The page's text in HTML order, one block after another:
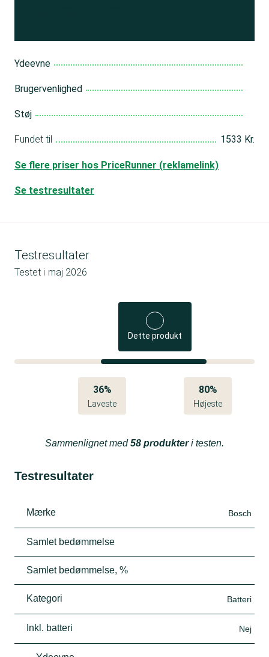
Ydeevne
Brugervenlighed
Støj
Fundet til 1533 Kr.
Se flere priser hos PriceRunner (reklamelink)
Se testresultater
Testresultater
Testet i maj 2026
Dette produkt
36%
Laveste
80%
Højeste
Sammenlignet med58 produkteri testen.
Testresultater
Mærke Bosch
Samlet bedømmelse
Samlet bedømmelse, %
Kategori Batteri
Inkl. batteri Nej